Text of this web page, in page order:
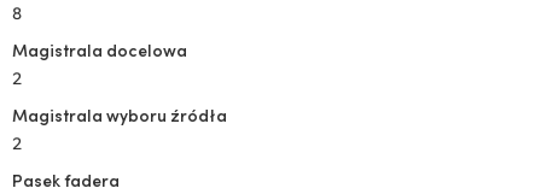
8
Magistrala docelowa
2
Magistrala wyboru źródła
2
Pasek fadera